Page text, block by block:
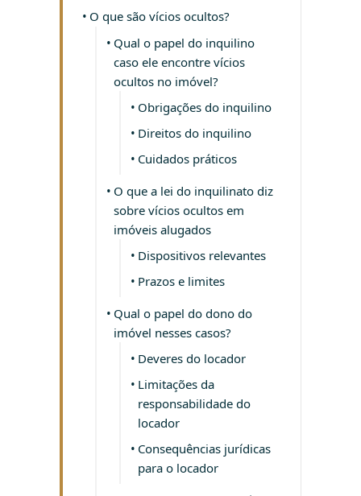
O que são vícios ocultos?
Qual o papel do inquilino
caso ele encontre vícios
ocultos no imóvel?
Obrigações do inquilino
Direitos do inquilino
Cuidados práticos
O que a lei do inquilinato diz
sobre vícios ocultos em
imóveis alugados
Dispositivos relevantes
Prazos e limites
Qual o papel do dono do
imóvel nesses casos?
Deveres do locador
Limitações da
responsabilidade do
locador
Consequências jurídicas
para o locador